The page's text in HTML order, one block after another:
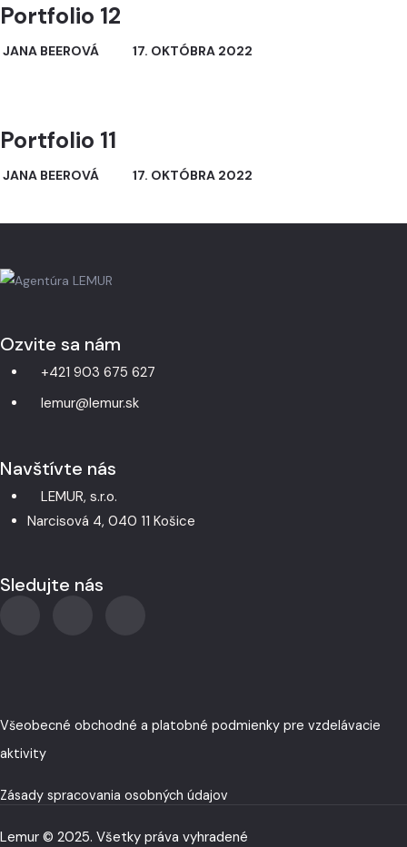
JANA BEEROVÁ 17. OKTÓBRA 2022
Portfolio 12
JANA BEEROVÁ 17. OKTÓBRA 2022
Portfolio 11
Ozvite sa nám
+421 903 675 627
lemur@lemur.sk
Navštívte nás
LEMUR, s.r.o.
Narcisová 4, 040 11 Košice
Sledujte nás
Všeobecné obchodné a platobné podmienky pre vzdelávacie
aktivity
Zásady spracovania osobných údajov
Lemur © 2025. Všetky práva vyhradené